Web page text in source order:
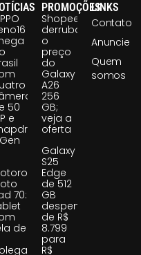
50
e
70:
de
PROMOÇÕES
Shopee
derruba
o
preço
do
Galaxy
A26
256
GB;
veja a
oferta
Galaxy
S25
Edge
de 512
GB
despenca
de R$
8.799
para
R$
LINKS
Contato
Anuncie
Quem
somos